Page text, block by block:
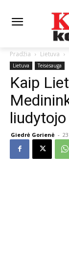
Pradžia Lietuva
Lietuva Teisėsauga
Kaip
liudytojo
Giedrė Gorienė -